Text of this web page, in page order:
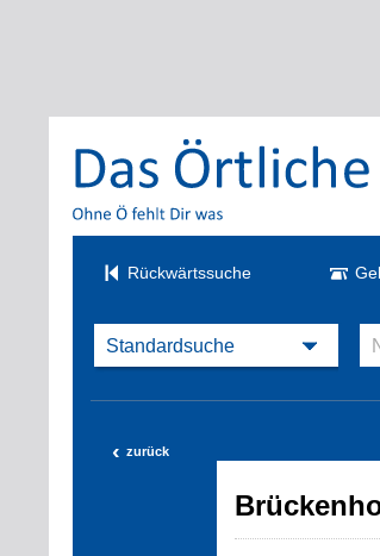
Rückwärtssuche
‹ zurück